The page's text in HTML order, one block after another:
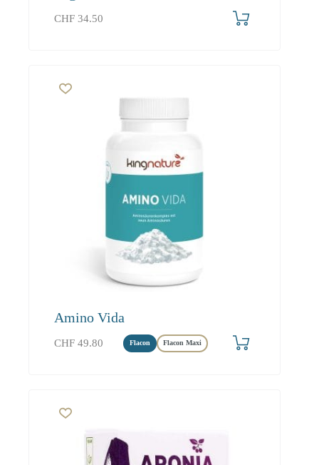
CHF 34.50
Amino Vida
CHF 49.80 Flacon Flacon Maxi